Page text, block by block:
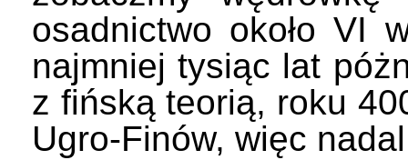
osadnictwo około VI
najmniej tysiąc lat
z fińską teorią, roku
Ugro-Finów, więc